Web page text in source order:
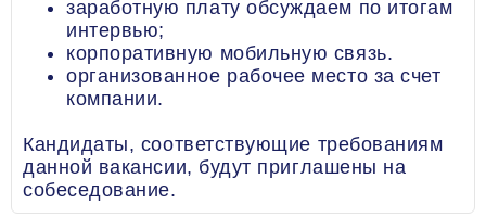
заработную плату обсуждаем по итогам
интервью;
корпоративную мобильную связь.
организованное рабочее место за счет
компании.
Кандидаты, соответствующие требованиям
данной вакансии, будут приглашены на
собеседование.